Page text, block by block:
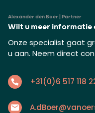
Alexander den Boer | Partner
Wilt u meer
Onze specialist gaat
u aan. Neem direct
+31(0)6 517 118